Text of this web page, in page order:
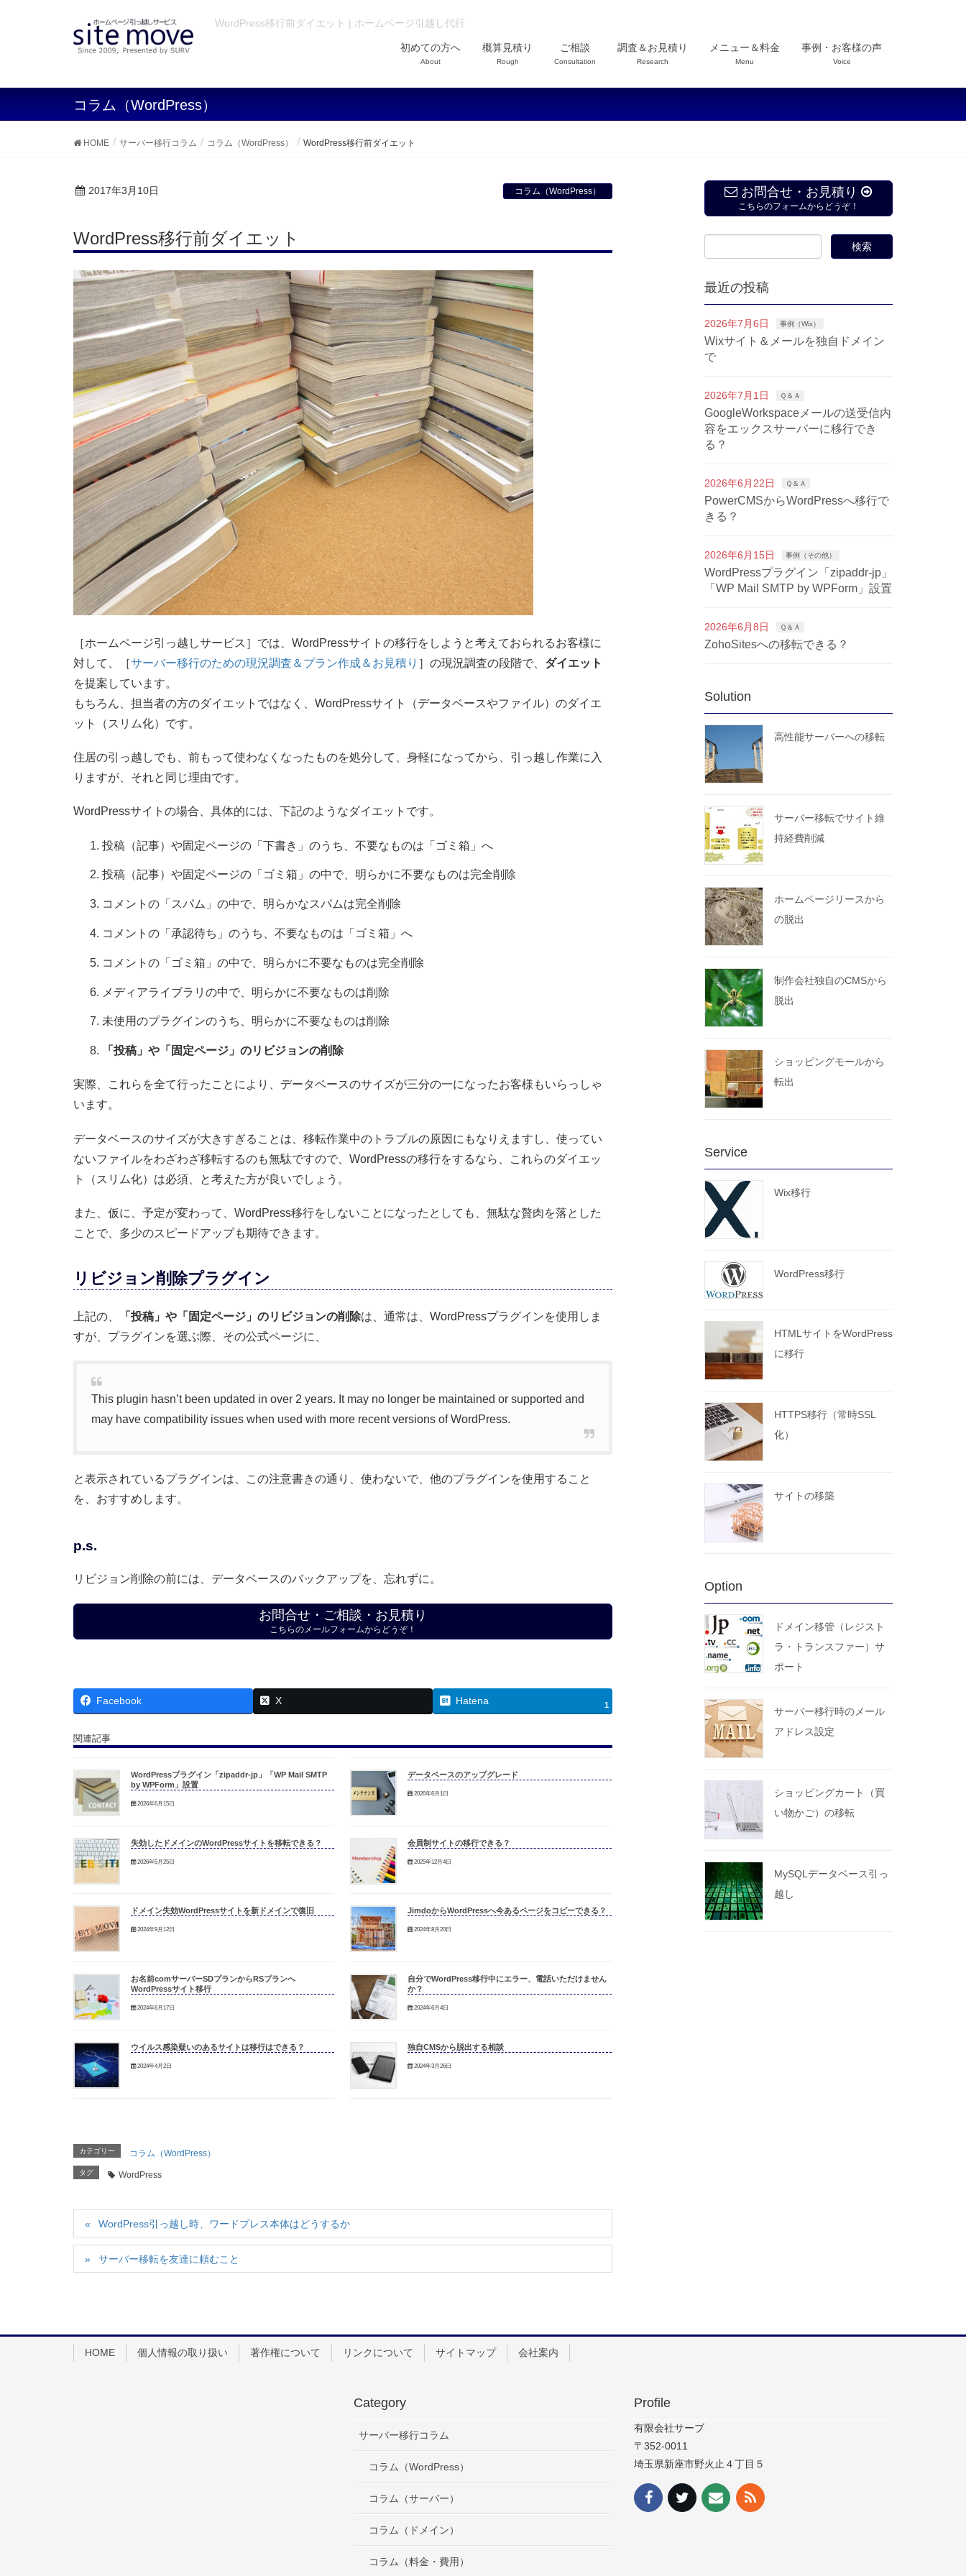
WordPress移行前ダイエット | ホームページ引越し代行
初めての方へ
About
概算見積り
Rough
ご相談
Consultation
調査＆お見積り
Research
メニュー＆料金
Menu
事例・お客様の声
Voice
コラム（WordPress）
HOME サーバー移行コラム コラム（WordPress） WordPress移行前ダイエット
2017年3月10日 コラム（WordPress）
WordPress移行前ダイエット
［ホームページ引っ越しサービス］では、WordPressサイトの移行をしようと考えておられるお客様に
対して、［サーバー移行のための現況調査＆プラン作成＆お見積り ］の現況調査の段階で、 ダイエット
を提案しています。
もちろん、担当者の方のダイエットではなく、WordPressサイト（データベースやファイル）のダイエ
ット（スリム化）です。
住居の引っ越しでも、前もって使わなくなったものを処分して、身軽になってから、引っ越し作業に入
りますが、それと同じ理由です。
WordPressサイトの場合、具体的には、下記のようなダイエットです。
投稿（記事）や固定ページの「下書き」のうち、不要なものは「ゴミ箱」へ
投稿（記事）や固定ページの「ゴミ箱」の中で、明らかに不要なものは完全削除
コメントの「スパム」の中で、明らかなスパムは完全削除
コメントの「承認待ち」のうち、不要なものは「ゴミ箱」へ
コメントの「ゴミ箱」の中で、明らかに不要なものは完全削除
メディアライブラリの中で、明らかに不要なものは削除
未使用のプラグインのうち、明らかに不要なものは削除
「投稿」や「固定ページ」のリビジョンの削除
実際、これらを全て行ったことにより、データベースのサイズが三分の一になったお客様もいらっしゃ
います。
データベースのサイズが大きすぎることは、移転作業中のトラブルの原因にもなりえますし、使ってい
ないファイルをわざわざ移転するのも無駄ですので、WordPressの移行をするなら、これらのダイエッ
ト（スリム化）は必須、と考えた方が良いでしょう。
また、仮に、予定が変わって、WordPress移行をしないことになったとしても、無駄な贅肉を落とした
ことで、多少のスピードアップも期待できます。
リビジョン削除プラグイン
上記の、 「投稿」や「固定ページ」のリビジョンの削除は、通常は、WordPressプラグインを使用しま
すが、プラグインを選ぶ際、その公式ページに、
This plugin hasn’t been updated in over 2 years. It may no longer be maintained or supported and
may have compatibility issues when used with more recent versions of WordPress.
と表示されているプラグインは、この注意書きの通り、使わないで、他のプラグインを使用すること
を、おすすめします。
p.s.
リビジョン削除の前には、データベースのバックアップを、忘れずに。
お問合せ・ご相談・お見積り
こちらのメールフォームからどうぞ！
Facebook X Hatena 1
関連記事
WordPressプラグイン「zipaddr-jp」「WP Mail SMTP
by WPForm」設置
2026年6月15日
データベースのアップグレード
2026年6月1日
失効したドメインのWordPressサイトを移転できる？
2026年5月25日
会員制サイトの移行できる？
2025年12月4日
ドメイン失効WordPressサイトを新ドメインで復旧
2024年9月12日
JimdoからWordPressへ今あるページをコピーできる？
2024年8月20日
お名前comサーバーSDプランからRSプランへ
WordPressサイト移行
2024年6月17日
自分でWordPress移行中にエラー、電話いただけません
か？
2024年6月4日
ウイルス感染疑いのあるサイトは移行はできる？
2024年4月2日
独自CMSから脱出する相談
2024年3月26日
カテゴリー コラム（WordPress）
タグ WordPress
WordPress引っ越し時、ワードプレス本体はどうするか
サーバー移転を友達に頼むこと
お問合せ・お見積り
こちらのフォームからどうぞ！
最近の投稿
2026年7月6日 事例（Wix）
Wixサイト＆メールを独自ドメイン
で
2026年7月1日 Ｑ＆Ａ
GoogleWorkspaceメールの送受信内
容をエックスサーバーに移行でき
る？
2026年6月22日 Ｑ＆Ａ
PowerCMSからWordPressへ移行で
きる？
2026年6月15日 事例（その他）
WordPressプラグイン「zipaddr-jp」
「WP Mail SMTP by WPForm」設置
2026年6月8日 Ｑ＆Ａ
ZohoSitesへの移転できる？
Solution
高性能サーバーへの移転
サーバー移転でサイト維
持経費削減
ホームページリースから
の脱出
制作会社独自のCMSから
脱出
ショッピングモールから
転出
Service
Wix移行
WordPress移行
HTMLサイトをWordPress
に移行
HTTPS移行（常時SSL
化）
サイトの移築
Option
ドメイン移管（レジスト
ラ・トランスファー）サ
ポート
サーバー移行時のメール
アドレス設定
ショッピングカート（買
い物かご）の移転
MySQLデータベース引っ
越し
HOME 個人情報の取り扱い 著作権について リンクについて サイトマップ 会社案内
Category
サーバー移行コラム
コラム（WordPress）
コラム（サーバー）
コラム（ドメイン）
コラム（料金・費用）
Profile
有限会社サーブ
〒352-0011
埼玉県新座市野火止４丁目５